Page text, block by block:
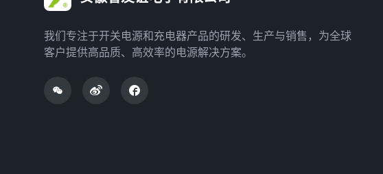
我们专注于开关电源和充电器产品的研发、生产与销售，为全球
客户提供高品质、高效率的电源解决方案。